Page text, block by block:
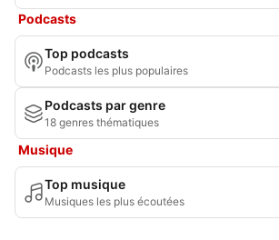
Podcasts
Top podcasts
Podcasts les plus populaires
Podcasts par genre
18 genres thématiques
Musique
Top musique
Musiques les plus écoutées